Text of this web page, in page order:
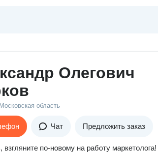
Олегович
область
Чат Предложить заказ
по-новому на работу маркетолога!